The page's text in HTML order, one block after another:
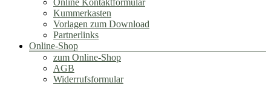
Online Kontaktformular
Kummerkasten
Vorlagen zum Download
Partnerlinks
Online-Shop
zum Online-Shop
AGB
Widerrufsformular